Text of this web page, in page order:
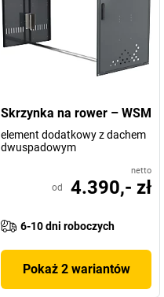
Skrzynka na rower – WSM
element dodatkowy z dachem
dwuspadowym
netto
od 4.390,- zł
6-10 dni roboczych
Pokaż 2 wariantów